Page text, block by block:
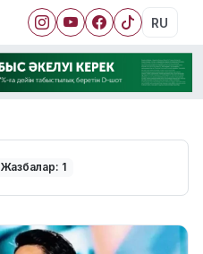
RU
Жазбалар: 1